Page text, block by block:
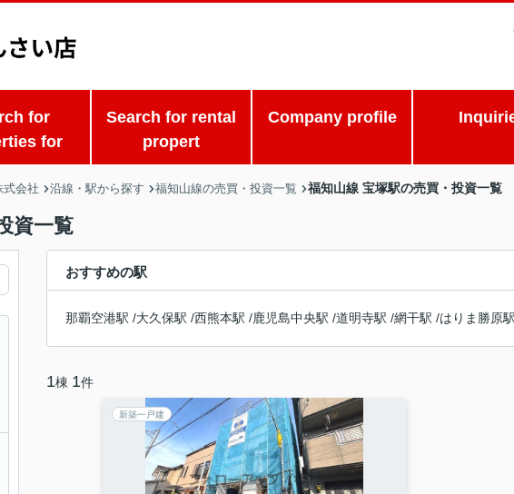
for
for
Search for rental
propert
Company profile
式会社 沿線・駅から探す 福知山線の売買・投資一覧 福知山線 宝塚駅の売買・投資一覧
資一覧
おすすめの駅
那覇空港駅 /大久保駅 /西熊本駅 /鹿児島中央駅 /道明寺駅 /網干駅 /はりま勝原駅
1棟 1件
新築一戸建